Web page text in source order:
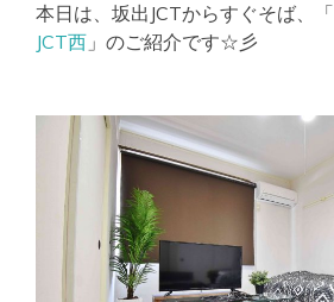
本日は、坂出JCTからすぐそば、「
JCT西 」のご紹介です☆彡